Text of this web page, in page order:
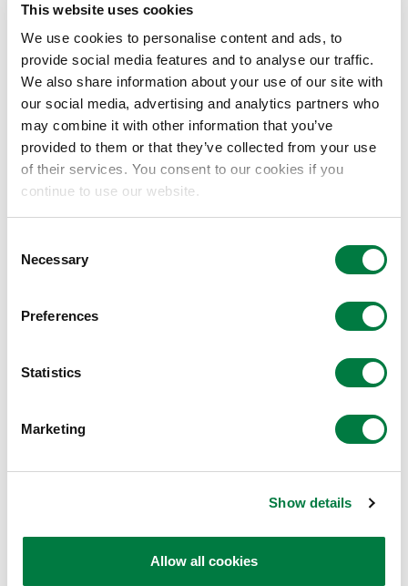
This website uses cookies
We use cookies to personalise content and ads, to
provide social media features and to analyse our traffic.
We also share information about your use of our site with
our social media, advertising and analytics partners who
may combine it with other information that you’ve
provided to them or that they’ve collected from your use
of their services. You consent to our cookies if you
continue to use our website.
Selection
Necessary
Preferences
Statistics
Marketing
Show details
Allow all cookies
行っています。
地域に開かれた各種行事
「地域に開かれた工場」を目指し、構内グランドにて少
また、子どもたちに化学への理解を深めてもらえるよ
ます。毎年10月に開催される高石商工会議所主催の
「高石商工フェスティバル」では、偏光板を用いた万華